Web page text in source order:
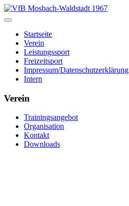
Startseite
Verein
Leistungssport
Freizeitsport
Impressum/Datenschutzerklärung
Intern
Verein
Trainingsangebot
Organisation
Kontakt
Downloads